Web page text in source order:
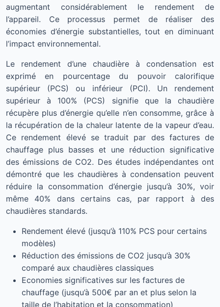
augmentant considérablement le rendement de
l’appareil. Ce processus permet de réaliser des
économies d’énergie substantielles, tout en diminuant
l’impact environnemental.
Le rendement d’une chaudière à condensation est
exprimé en pourcentage du pouvoir calorifique
supérieur (PCS) ou inférieur (PCI). Un rendement
supérieur à 100% (PCS) signifie que la chaudière
récupère plus d’énergie qu’elle n’en consomme, grâce à
la récupération de la chaleur latente de la vapeur d’eau.
Ce rendement élevé se traduit par des factures de
chauffage plus basses et une réduction significative
des émissions de CO2. Des études indépendantes ont
démontré que les chaudières à condensation peuvent
réduire la consommation d’énergie jusqu’à 30%, voir
même 40% dans certains cas, par rapport à des
chaudières standards.
Rendement élevé (jusqu’à 110% PCS pour certains
modèles)
Réduction des émissions de CO2 jusqu’à 30%
comparé aux chaudières classiques
Economies significatives sur les factures de
chauffage (jusqu’à 500€ par an et plus selon la
taille de l’habitation et la consommation)